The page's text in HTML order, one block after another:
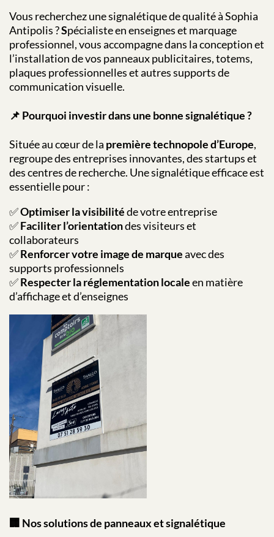
Vous recherchez une signalétique de qualité à Sophia
Antipolis ?Spécialiste en enseignes et marquage
professionnel, vous accompagne dans la conception et
l’installation de vos panneaux publicitaires, totems,
plaques professionnelles et autres supports de
communication visuelle.
📌 Pourquoi investir dans une bonne signalétique ?
Située au cœur de la première technopole d’Europe,
regroupe des entreprises innovantes, des startups et
des centres de recherche. Une signalétique efficace est
essentielle pour :
✅Optimiser la visibilitéde votre entreprise
✅Faciliter l’orientationdes visiteurs et
collaborateurs
✅Renforcer votre image de marqueavec des
supports professionnels
✅Respecter la réglementation localeen matière
d’affichage et d’enseignes
🏢 Nos solutions de panneaux et signalétique